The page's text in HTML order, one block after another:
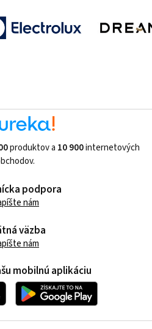
produktov a 10 900internetových
podpora
nám
väzba
nám
mobilnú aplikáciu